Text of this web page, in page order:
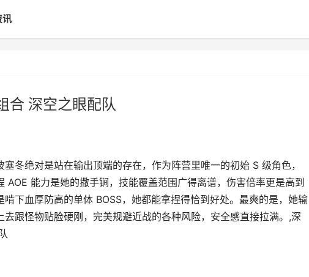
讯
合 深空之眼配队
冬绝对是站在输出顶端的存在，作为阵营里唯一的初始 S 级角色，
AOE 能力是她的撒手锏，技能覆盖范围广得离谱，伤害倍率更是高到
下血厚防高的单体 BOSS，她都能拿捏得恰到好处。最爽的是，她输
跟怪物贴脸硬刚，完美规避近战的各种风险，安全感直接拉满。,深